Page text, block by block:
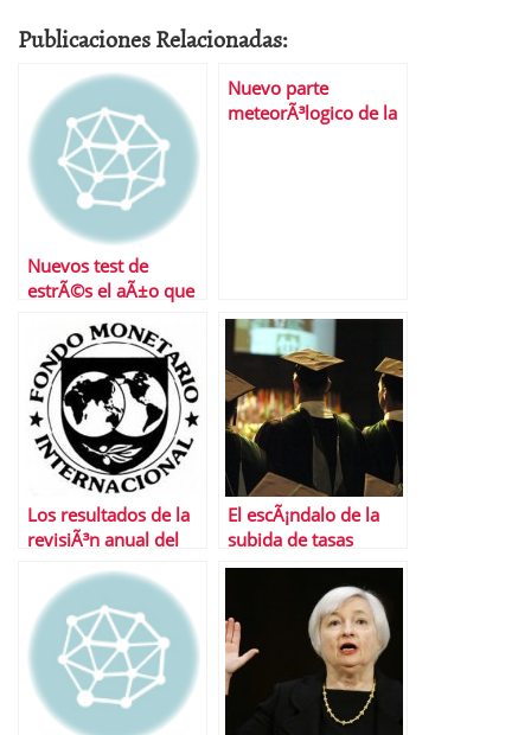
Publicaciones Relacionadas:
Nuevos test de
estrÃ©s el aÃ±o que
Nuevo parte
meteorÃ³logico de la
Los resultados de la
revisiÃ³n anual del
espaÃ±ola
El escÃ¡ndalo de la
subida de tasas
universitarias